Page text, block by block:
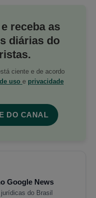
receba as
diárias do
ciente e de acordo
uso e privacidade
DO CANAL
Google News
do Brasil